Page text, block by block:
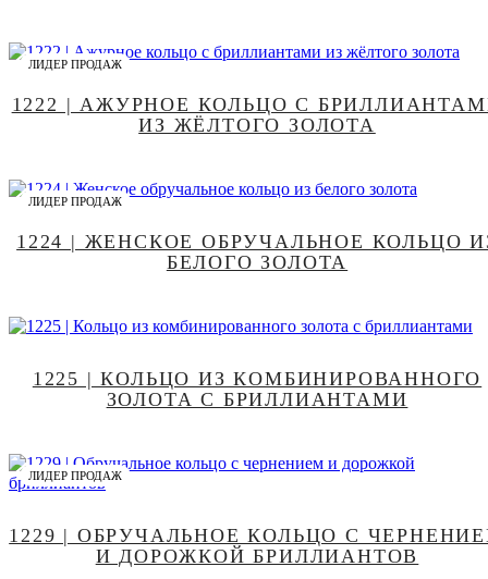
ЛИДЕР ПРОДАЖ
1222 | АЖУРНОЕ КОЛЬЦО С
ИЗ ЖЁЛТОГО ЗОЛОТА
ЛИДЕР ПРОДАЖ
1224 | ЖЕНСКОЕ ОБРУЧАЛЬНОЕ КОЛЬЦО
БЕЛОГО ЗОЛОТА
1225 | КОЛЬЦО ИЗ КОМБИНИРОВАННОГО
ЗОЛОТА С БРИЛЛИАНТАМИ
ЛИДЕР ПРОДАЖ
1229 | ОБРУЧАЛЬНОЕ КОЛЬЦО С
И ДОРОЖКОЙ БРИЛЛИАНТОВ